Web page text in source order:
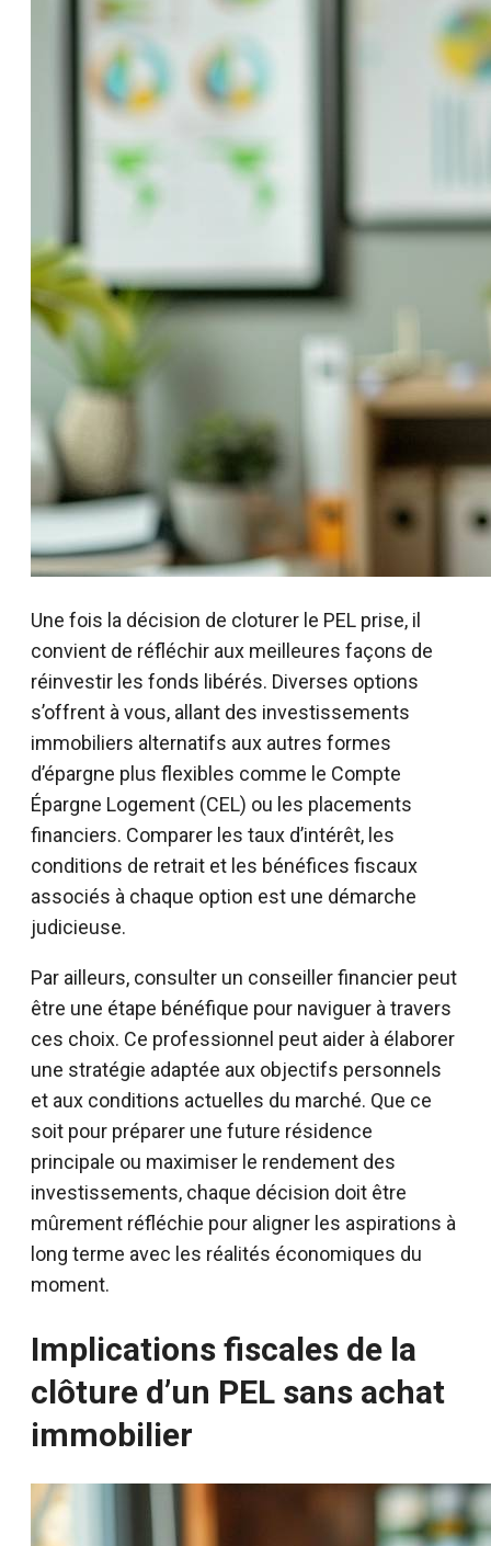
Une fois la décision de cloturer le PEL prise, il
convient de réfléchir aux meilleures façons de
réinvestir les fonds libérés. Diverses options
s’offrent à vous, allant des investissements
immobiliers alternatifs aux autres formes
d’épargne plus flexibles comme le Compte
Épargne Logement (CEL) ou les placements
financiers. Comparer les taux d’intérêt, les
conditions de retrait et les bénéfices fiscaux
associés à chaque option est une démarche
judicieuse.
Par ailleurs, consulter un conseiller financier peut
être une étape bénéfique pour naviguer à travers
ces choix. Ce professionnel peut aider à élaborer
une stratégie adaptée aux objectifs personnels
et aux conditions actuelles du marché. Que ce
soit pour préparer une future résidence
principale ou maximiser le rendement des
investissements, chaque décision doit être
mûrement réfléchie pour aligner les aspirations à
long terme avec les réalités économiques du
moment.
Implications fiscales de la
clôture d’un PEL sans achat
immobilier